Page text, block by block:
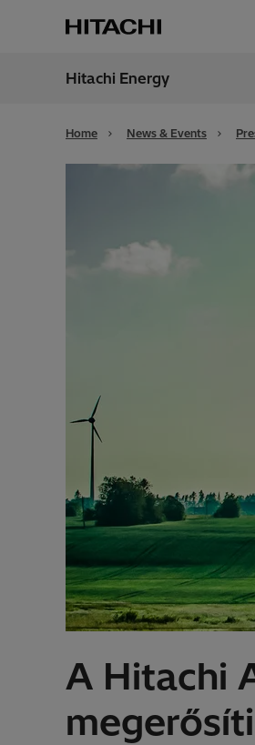
Hitachi Energy
Home News & Events
A Hitachi